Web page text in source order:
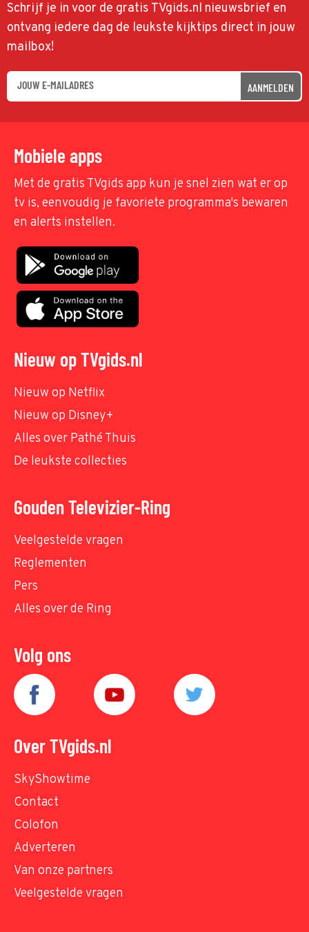
Schrijf je in voor de gratis TVgids.nl nieuwsbrief en
ontvang iedere dag de leukste kijktips direct in jouw
mailbox!
AANMELDEN
Mobiele apps
Met de gratis TVgids app kun je snel zien wat er op
tv is, eenvoudig je favoriete programma's bewaren
en alerts instellen.
Nieuw op TVgids.nl
Nieuw op Netflix
Nieuw op Disney+
Alles over Pathé Thuis
De leukste collecties
Gouden Televizier-Ring
Veelgestelde vragen
Reglementen
Pers
Alles over de Ring
Volg ons
Over TVgids.nl
SkyShowtime
Contact
Colofon
Adverteren
Van onze partners
Veelgestelde vragen